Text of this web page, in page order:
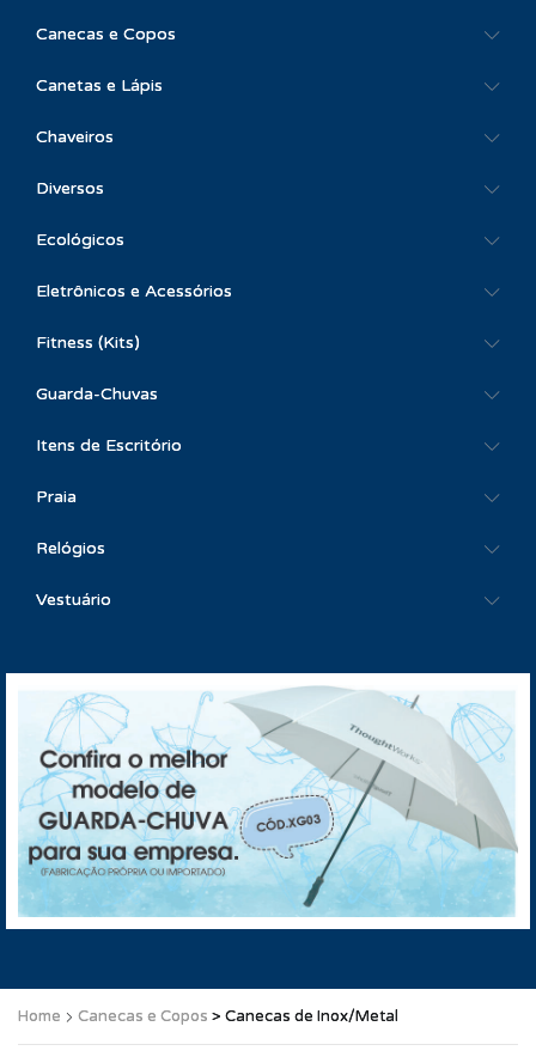
Canecas e Copos
Canetas e Lápis
Chaveiros
Diversos
Ecológicos
Eletrônicos e Acessórios
Fitness (Kits)
Guarda-Chuvas
Itens de Escritório
Praia
Relógios
Vestuário
Home Canecas e Copos > Canecas de Inox/Metal